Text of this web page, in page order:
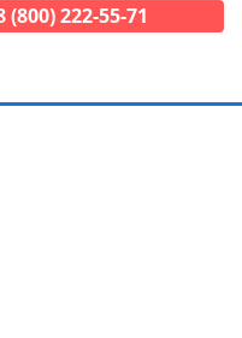
222-55-71